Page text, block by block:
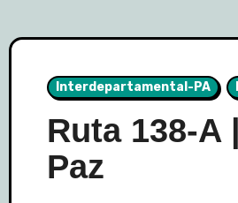
Interdepartamental-PA
Ruta 138-A
Paz